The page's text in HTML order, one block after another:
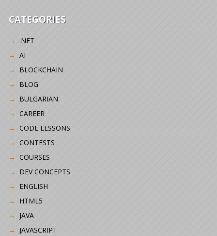
CATEGORIES
.NET
AI
BLOCKCHAIN
BLOG
BULGARIAN
CAREER
CODE LESSONS
CONTESTS
COURSES
DEV CONCEPTS
ENGLISH
HTML5
JAVA
JAVASCRIPT